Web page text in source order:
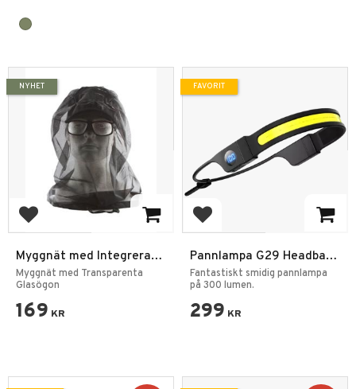
Lägg till i favoriter
Myggnät med Integrerade
Glasögon – Linsnät för
Jakt, Fiske & Friluftsliv
Myggnät med Transparenta
Glasögon
169 KR
NYHET
Lägg till i favoriter
Pannlampa G29 Headband
Extreme 1.0
Fantastiskt smidig pannlampa
på 300 lumen.
299 KR
FAVORIT